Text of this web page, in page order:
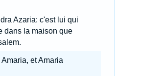
Azaria: c'est lui qui
dans la maison que
et Amaria